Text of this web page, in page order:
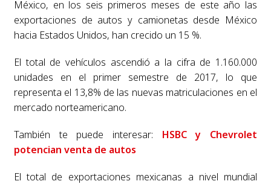
México, en los seis primeros meses de este año las
exportaciones de autos y camionetas desde México
hacia Estados Unidos, han crecido un 15 %.
El total de vehículos ascendió a la cifra de 1.160.000
unidades en el primer semestre de 2017, lo que
representa el 13,8% de las nuevas matriculaciones en el
mercado norteamericano.
También te puede interesar: HSBC y Chevrolet
potencian venta de autos
El total de exportaciones mexicanas a nivel mundial